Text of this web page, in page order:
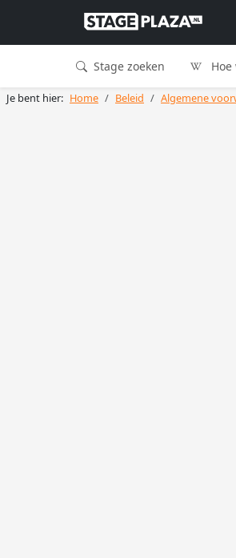
Stage zoeken
Je bent hier: Home Beleid Algemene